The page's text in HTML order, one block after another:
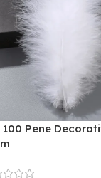
100 Pene